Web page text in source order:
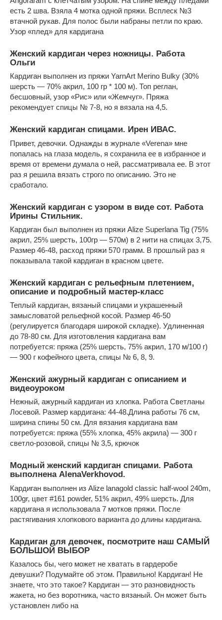
есть 2 шва. Взяла 4 мотка одной пряжи. Всплеск №3
втачной рукав. Для полос были набраны петли по краю.
Узор «плед» для кардигана
Женский кардиган через ножницы. Работа
Ольги
Кардиган выполнен из пряжи YarnArt Merino Bulky (30%
шерсть — 70% акрил, 100 гр * 100 м). Топ реглан,
бесшовный, узор «Рис» или «Жемчуг». Пряжа
рекомендует спицы № 7-8, но я вязала на 4,5.
Женский кардиган спицами. Ирен ИВАС.
Привет, девочки. Однажды в журнале «Verena» мне
попалась на глаза модель, я сохранила ее в избранное и
время от времени думала о ней, рассматривала ее. В этот
раз я решила вязать строго по описанию. Это не
сработало.
Женский кардиган с узором в виде сот. Работа
Ирины Стильник.
Кардиган был выполнен из пряжи Alize Superlana Tig (75%
акрил, 25% шерсть, 100гр — 570м) в 2 нити на спицах 3,75.
Размер 46-48, расход пряжи 570 грамм. В прошлый раз я
показывала такой кардиган в красном цвете.
Женский кардиган с рельефным плетением,
описание и подробный мастер-класс
Теплый кардиган, вязаный спицами и украшенный
замысловатой рельефной косой. Размер 46-50
(регулируется благодаря широкой складке). Удлиненная
до 78-80 см. Для изготовления кардигана вам
потребуется: пряжа (25% шерсть, 75% акрил, 170 м/100 г)
— 900 г кофейного цвета, спицы № 6, 8, 9.
Женский ажурный кардиган с описанием и
видеоуроком
Нежный, ажурный кардиган из хлопка. Работа Светланы
Лосевой. Размер кардигана: 44-48.Длина работы 76 см,
ширина спины 50 см. Для вязания кардигана вам
потребуется: пряжа (55% хлопка, 45% акрила) — 300 г
светло-розовой, спицы № 3,5, крючок
Модный женский кардиган спицами. Работа
выполнена AlenaVerkhovod.
Кардиган выполнен из Alize lanagold classic half-wool 240m,
100gr, цвет #161 powder, 51% акрил, 49% шерсть. Для
кардигана я использовала 7 мотков пряжи. После
растягивания хлопкового варианта до длины кардигана.
Кардиган для девочек, посмотрите наш САМЫЙ
БОЛЬШОЙ ВЫБОР
Казалось бы, чего может не хватать в гардеробе
девушки? Подумайте об этом. Правильно! Кардиган! Не
знаете, что это такое? Кардиган — это разновидность
жакета, но без воротника, часто вязаный. Он может быть
установлен либо на